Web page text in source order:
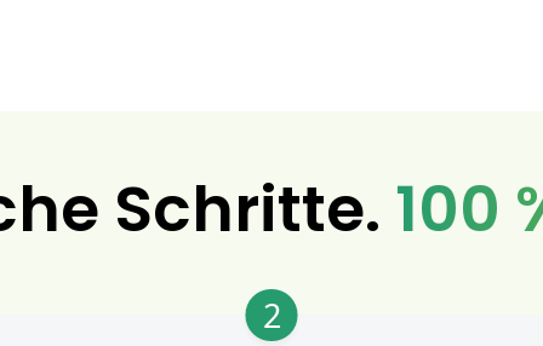
Schritte. 100
2